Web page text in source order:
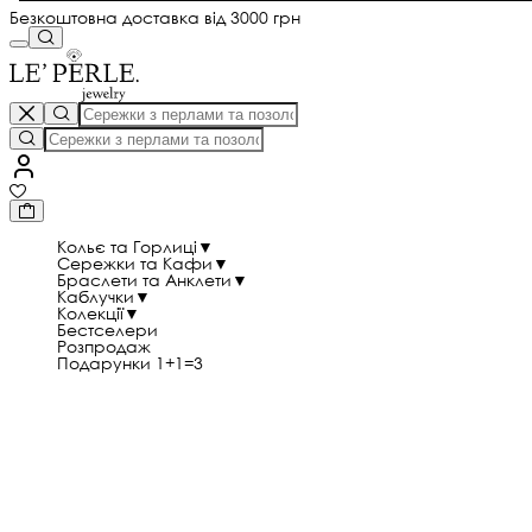
Безкоштовна доставка від 3000 грн
Кольє та Горлиці ▼
Сережки та Кафи ▼
Браслети та Анклети ▼
Каблучки ▼
Колекції▼
Бестселери
Розпродаж
Подарунки 1+1=3